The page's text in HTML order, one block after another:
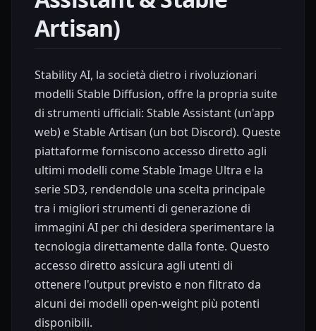
Artisan)
Stability AI, la società dietro i rivoluzionari
modelli Stable Diffusion, offre la propria suite
di strumenti ufficiali: Stable Assistant (un'app
web) e Stable Artisan (un bot Discord). Queste
piattaforme forniscono accesso diretto agli
ultimi modelli come Stable Image Ultra e la
serie SD3, rendendole una scelta principale
tra i migliori strumenti di generazione di
immagini AI per chi desidera sperimentare la
tecnologia direttamente dalla fonte. Questo
accesso diretto assicura agli utenti di
ottenere l'output previsto e non filtrato da
alcuni dei modelli open-weight più potenti
disponibili.